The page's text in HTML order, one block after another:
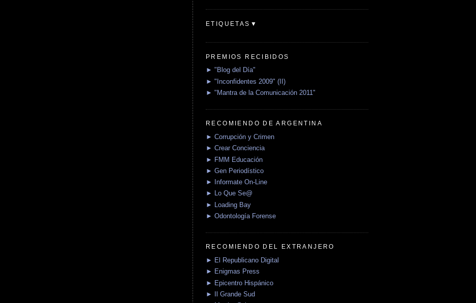
ETIQUETAS▼
PREMIOS RECIBIDOS
► "Blog del Día"
► "Inconfidentes 2009" (II)
► "Mantra de la Comunicación 2011"
RECOMIENDO DE ARGENTINA
► Corrupción y Crimen
► Crear Conciencia
► FMM Educación
► Gen Periodístico
► Informate On-Line
► Lo Que Se@
► Loading Bay
► Odontología Forense
RECOMIENDO DEL EXTRANJERO
► El Republicano Digital
► Enigmas Press
► Epicentro Hispánico
► Il Grande Sud